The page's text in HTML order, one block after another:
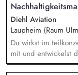
Fragestellungen
Beantwortung von
dem
Diehl Aviation
Laupheim (Raum
Du wirkst im
mit und entwickelst
Kennzahlen. Dabei